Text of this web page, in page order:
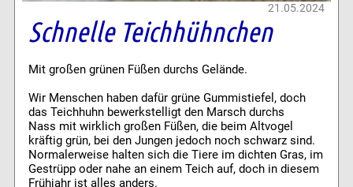
21.05.2024
Schnelle Teichhühnchen
Mit großen grünen Füßen durchs Gelände.
Wir Menschen haben dafür grüne Gummistiefel, doch
das Teichhuhn bewerkstelligt den Marsch durchs
Nass mit wirklich großen Füßen, die beim Altvogel
kräftig grün, bei den Jungen jedoch noch schwarz sind.
Normalerweise halten sich die Tiere im dichten Gras, im
Gestrüpp oder nahe an einem Teich auf, doch in diesem
Frühjahr ist alles anders.